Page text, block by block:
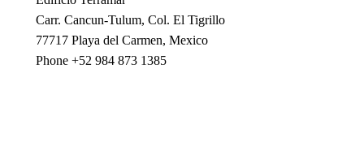
Carr. Cancun-Tulum, Col. El Tigrillo
77717 Playa del Carmen, Mexico
Phone +52 984 873 1385